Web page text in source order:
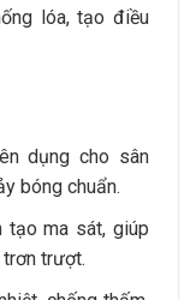
lóa, tạo điều
dụng cho sân
bóng chuẩn.
tạo ma sát, giúp
trơn trượt.